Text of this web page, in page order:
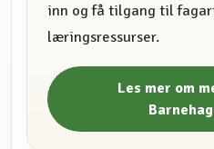
inn og få tilgang til
læringsressurser.
Les mer om